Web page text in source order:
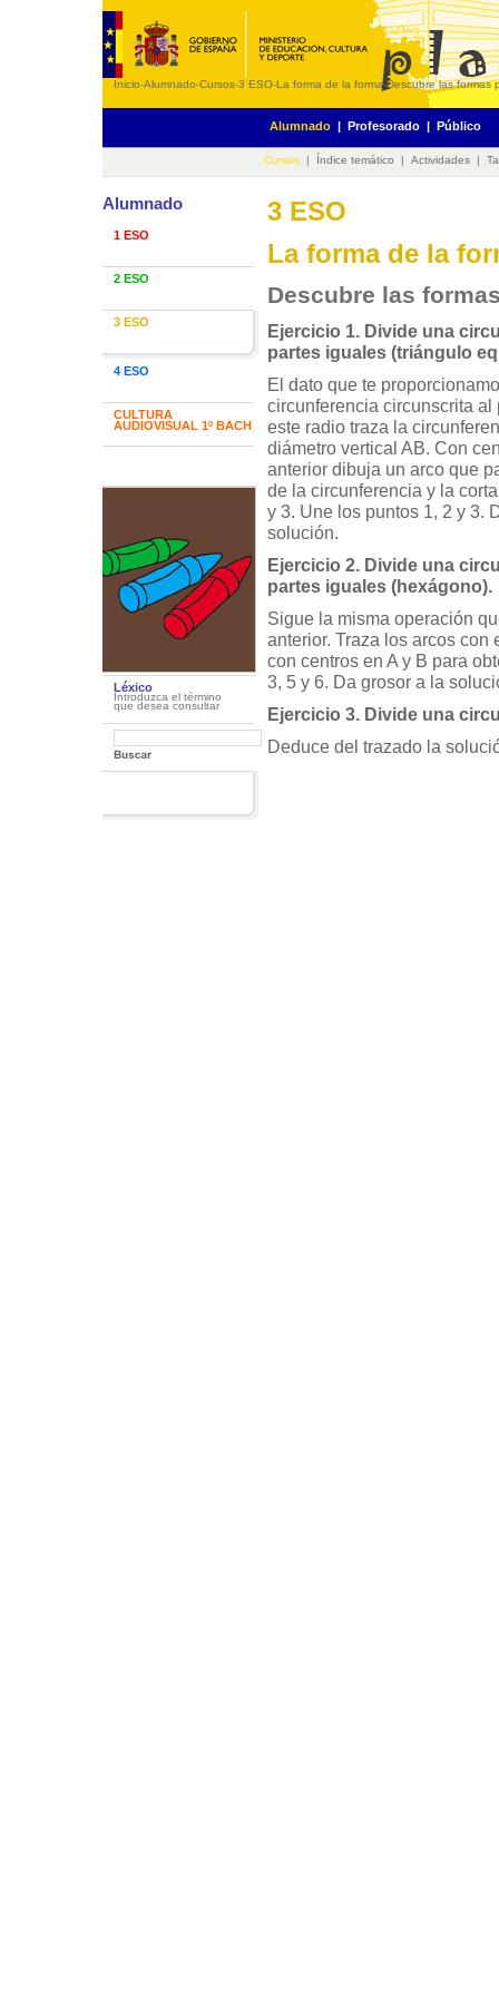
Inicio-Alumnado-Cursos-3 ESO-La forma de la forma-Descubre las formas
Alumnado | Profesorado | Público
Cursos | Índice temático | Actividades |
Alumnado
1 ESO
2 ESO
3 ESO
4 ESO
CULTURA
AUDIOVISUAL 1º BACH
Léxico
Introduzca el término
que desea consultar
3 ESO
La forma de la
Descubre las
Ejercicio 1. Divide una
partes iguales (triángulo
El dato que te
circunferencia circunscrita al
este radio traza la
diámetro vertical AB. Con
anterior dibuja un arco que
de la circunferencia y la
y 3. Une los puntos 1, 2 y 3.
solución.
Ejercicio 2. Divide una
partes iguales (hexágono).
Sigue la misma operación
anterior. Traza los arcos con
con centros en A y B para
3, 5 y 6. Da grosor a la
Ejercicio 3. Divide una
Deduce del trazado la